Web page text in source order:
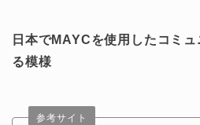
日本でMAYCを使用したコミ
る模様
参考サイト